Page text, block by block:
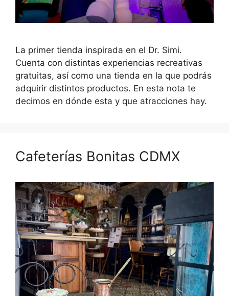
La primer tienda inspirada en el Dr. Simi.
Cuenta con distintas experiencias recreativas
gratuitas, así como una tienda en la que podrás
adquirir distintos productos. En esta nota te
decimos en dónde esta y que atracciones hay.
Cafeterías Bonitas CDMX